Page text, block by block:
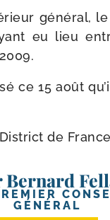
géné­ral,
eu lieu
ce 15 août
de
Bernard
GÉNÉRAL